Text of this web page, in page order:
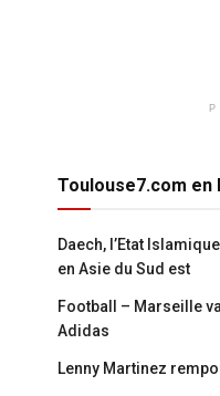
Toulouse7.com en
Daech, l’Etat
en Asie du Sud est
Football – Marseille
Adidas
Lenny Martinez